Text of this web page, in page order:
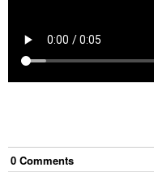
0 Comments